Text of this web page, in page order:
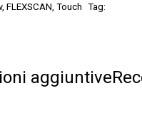
, FLEXSCAN Touch Tag:
aggiuntive